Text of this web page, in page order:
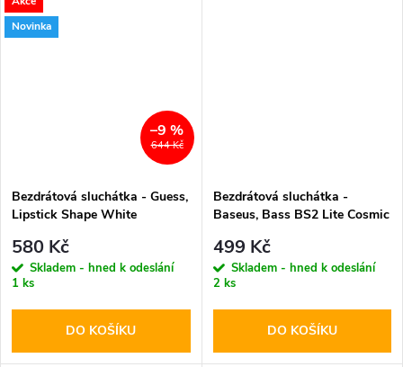
Novinka
644 Kč
–9 %
Bezdrátová sluchátka - Guess,
Lipstick Shape White
580 Kč
Skladem - hned k odeslání
1 ks
DO KOŠÍKU
Bezdrátová sluchátka -
Baseus, Bass BS2 Lite Cosmic
499 Kč
Skladem - hned k odeslání
2 ks
DO KOŠÍKU